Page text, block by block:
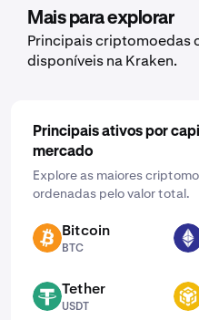
pretende adquirir. Em
que pretende comprar e
em "Uma vez" e
funcione para si: diária,
Mais para explorar
Principais criptomoedas
disponíveis na Kraken.
Principais ativos por
mercado
Explore as maiores
ordenadas pelo valor total.
BTC Bitcoin
BTC
ETH
USDT Tether
USDT
BNB